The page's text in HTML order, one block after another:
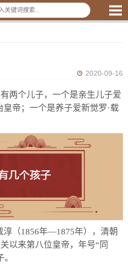
2020-09-16
两个儿子，一个是亲生儿子爱
帝；一个是养子爱新觉罗·载
淳（1856年—1875年），清朝
以来第八位皇帝，年号“同